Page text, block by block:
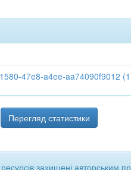
47e8-a4ee-aa74090f9012
Перегляд статистики
захищені авторським